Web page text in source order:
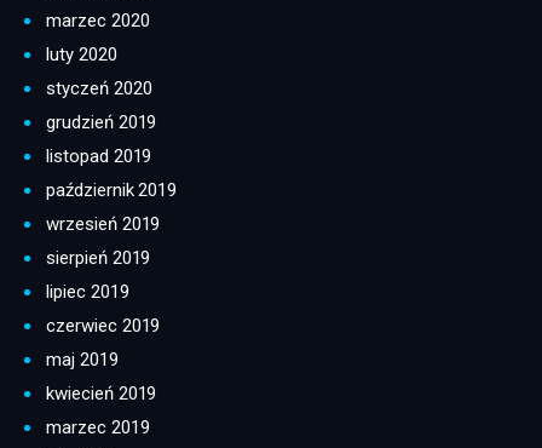
marzec 2020
luty 2020
styczeń 2020
grudzień 2019
listopad 2019
październik 2019
wrzesień 2019
sierpień 2019
lipiec 2019
czerwiec 2019
maj 2019
kwiecień 2019
marzec 2019